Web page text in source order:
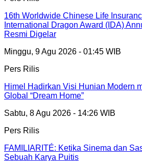
16th Worldwide Chinese Life
International Dragon Award (IDA)
Resmi Digelar
Minggu, 9 Agu 2026 - 01:45 WIB
Pers Rilis
Himel Hadirkan Visi Hunian Modern
Global “Dream Home”
Sabtu, 8 Agu 2026 - 14:26 WIB
Pers Rilis
FAMILIARITÉ: Ketika Sinema dan
Sebuah Karya Puitis